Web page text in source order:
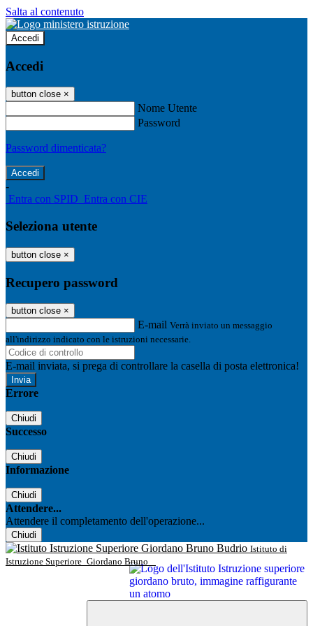
Salta al contenuto
Accedi
Accedi
button close ×
Nome Utente
Password
Password dimenticata?
-
Entra con SPID Entra con CIE
Seleziona utente
button close ×
Recupero password
button close ×
E-mail Verrà inviato un messaggio
all'indirizzo indicato con le istruzioni necessarie.
E-mail inviata, si prega di controllare la casella di posta elettronica!
Errore
Chiudi
Successo
Chiudi
Informazione
Chiudi
Attendere...
Attendere il completamento dell'operazione...
Chiudi
Istituto di
Istruzione Superiore Giordano Bruno